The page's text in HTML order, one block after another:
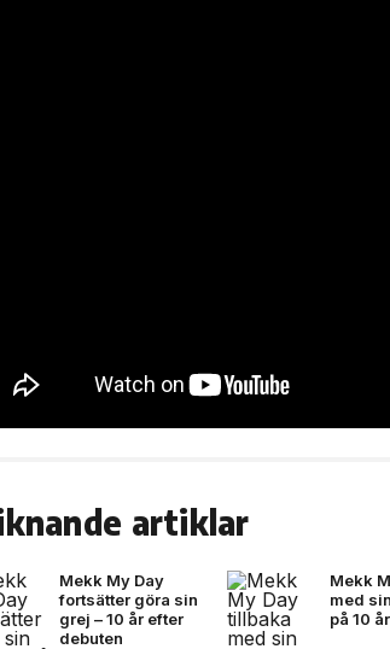
artiklar
Mekk My Day
fortsätter göra sin
grej – 10 år efter
debuten
Mekk
med
på 10 år